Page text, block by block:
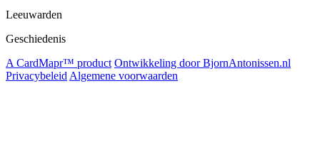
Leeuwarden
Geschiedenis
A CardMapr™ product Ontwikkeling door BjornAntonissen.nl
PrivacybeleidAlgemene voorwaarden